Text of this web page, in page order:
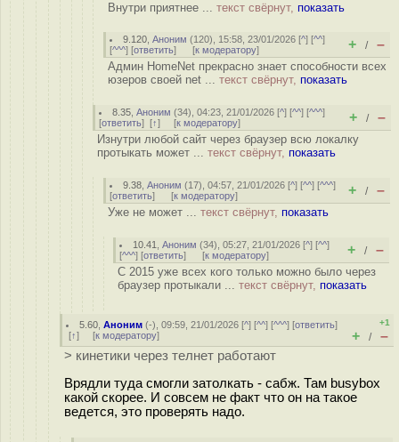
Внутри приятнее ... текст свёрнут, показать
9.120 ,Аноним (120), 15:58, 23/01/2026 [^] [^^]
[^^^] [ответить] [к модератору] + / –
Админ HomeNet прекрасно знает способности всех
юзеров своей net ... текст свёрнут, показать
8.35 ,Аноним (34), 04:23, 21/01/2026 [^] [^^] [^^^]
[ответить] [↑] [к модератору] + / –
Изнутри любой сайт через браузер всю локалку
протыкать может ... текст свёрнут, показать
9.38 ,Аноним (17), 04:57, 21/01/2026 [^] [^^] [^^^]
[ответить] [к модератору] + / –
Уже не может ... текст свёрнут, показать
10.41 ,Аноним (34), 05:27, 21/01/2026 [^] [^^]
[^^^] [ответить] [к модератору] + / –
С 2015 уже всех кого только можно было через
браузер протыкали ... текст свёрнут, показать
5.60 ,Аноним (-), 09:59, 21/01/2026 [^] [^^] [^^^] [ответить]
[↑] [к модератору]
+1
+ / –
> кинетики через телнет работают
Врядли туда смогли затолкать - сабж. Там busybox
какой скорее. И совсем не факт что он на такое
ведется, это проверять надо.